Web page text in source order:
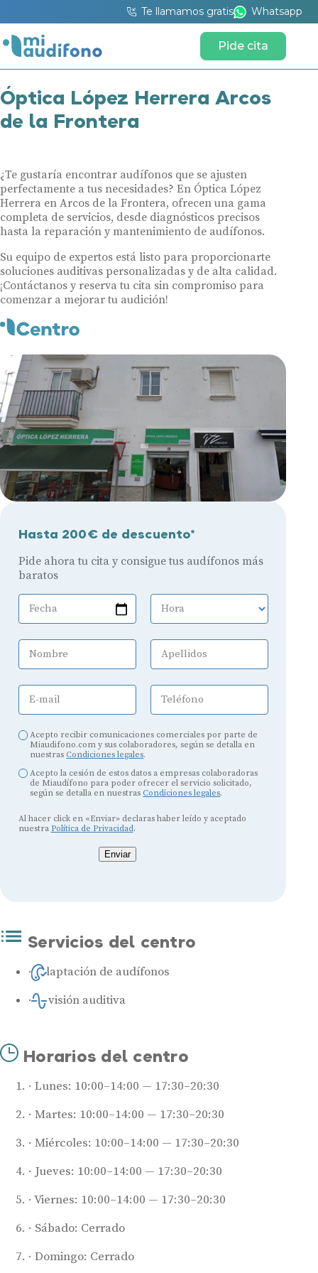
Te llamamos gratis Whatsapp
Pide cita
Óptica López Herrera Arcos
de la Frontera
¿Te gustaría encontrar audífonos que se ajusten
perfectamente a tus necesidades? En Óptica López
Herrera en Arcos de la Frontera, ofrecen una gama
completa de servicios, desde diagnósticos precisos
hasta la reparación y mantenimiento de audífonos.
Su equipo de expertos está listo para proporcionarte
soluciones auditivas personalizadas y de alta calidad.
¡Contáctanos y reserva tu cita sin compromiso para
comenzar a mejorar tu audición!
Hasta 200€ de descuento*
Pide ahora tu cita y consigue tus audífonos más
baratos
Fecha Hora
Nombre Apellidos
E-mail Teléfono
Acepto recibir comunicaciones comerciales por parte de
Miaudifono.com y sus colaboradores, según se detalla en
nuestras Condiciones legales.
Acepto la cesión de estos datos a empresas colaboradoras
de Miaudífono para poder ofrecer el servicio solicitado,
según se detalla en nuestras Condiciones legales.
Al hacer click en «Enviar» declaras haber leído y aceptado
nuestra Política de Privacidad.
Enviar
Servicios del centro
Adaptación de audífonos
Revisión auditiva
Horarios del centro
Lunes: 10:00–14:00 — 17:30–20:30
Martes: 10:00–14:00 — 17:30–20:30
Miércoles: 10:00–14:00 — 17:30–20:30
Jueves: 10:00–14:00 — 17:30–20:30
Viernes: 10:00–14:00 — 17:30–20:30
Sábado: Cerrado
Domingo: CerradoAudífonos